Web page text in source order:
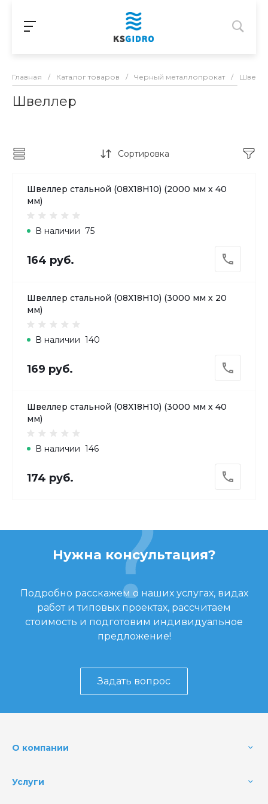
Главная / Каталог товаров / Черный металлопрокат /
Швеллер
Сортировка
Швеллер стальной (08Х18H10) (2000 мм х 40
мм)
В наличии 75
164 руб.
Швеллер стальной (08Х18H10) (3000 мм х 20
мм)
В наличии 140
169 руб.
Швеллер стальной (08Х18H10) (3000 мм х 40
мм)
В наличии 146
174 руб.
Нужна консультация?
Подробно расскажем о наших услугах, видах
работ и типовых проектах, рассчитаем
стоимость и подготовим индивидуальное
предложение!
Задать вопрос
О компании
Услуги